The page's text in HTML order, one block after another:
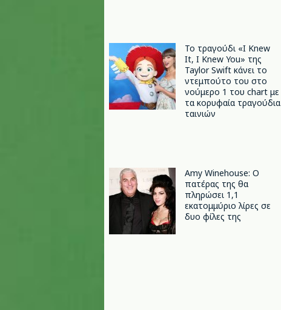
Το τραγούδι «I Knew
It, I Knew You» της
Taylor Swift κάνει το
ντεμπούτο του στο
νούμερο 1 του chart με
τα κορυφαία τραγούδια
ταινιών
Amy Winehouse: Ο
πατέρας της θα
πληρώσει 1,1
εκατομμύριο λίρες σε
δυο φίλες της